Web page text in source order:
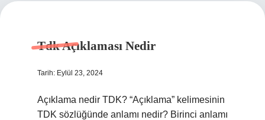
Tdk Açıklaması Nedir
Tarih: Eylül 23, 2024
Açıklama nedir TDK? “Açıklama” kelimesinin
TDK sözlüğünde anlamı nedir? Birinci anlamı